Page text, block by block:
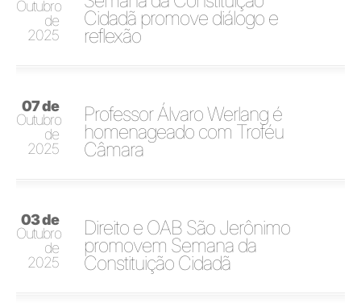
Outubro
de
2025
Cidadã promove diálogo e
reflexão
07 de
Outubro
de
2025
Professor Álvaro Werlang é
homenageado com Troféu
Câmara
03 de
Outubro
de
2025
Direito e OAB São Jerônimo
promovem Semana da
Constituição Cidadã